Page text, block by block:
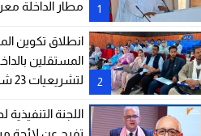
1
مطار الداخلة
2
انطلاق تكوين
المستقلين
لتشريعيات 23 شتنبر
اللجنة
تفرج عن لائحة